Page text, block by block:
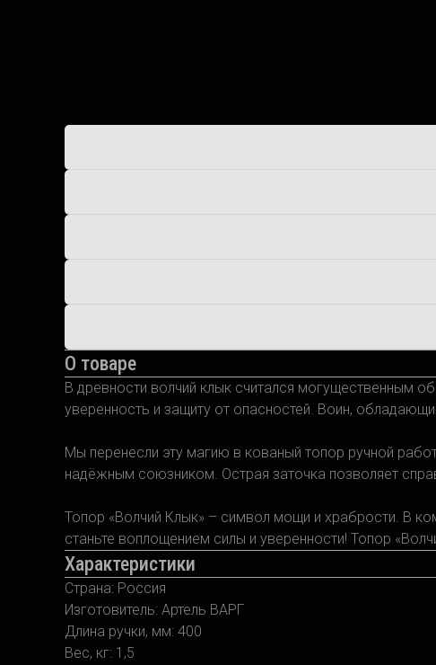
О товаре
В древности волчий клык считался могущественным
уверенность и защиту от опасностей. Воин,
Мы перенесли эту магию в кованый топор ручной
надёжным союзником. Острая заточка позволяет
Топор «Волчий Клык» – символ мощи и храбрости. В
станьте воплощением силы и уверенности! Топор
Характеристики
Страна: Россия
Изготовитель: Артель ВАРГ
Длина ручки, мм: 400
Вес, кг: 1,5